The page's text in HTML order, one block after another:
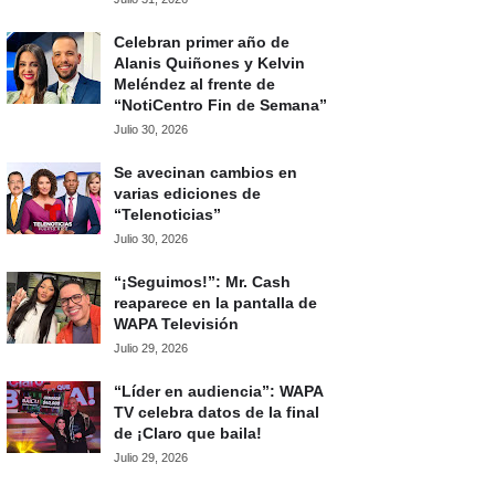
Celebran primer año de
Alanis Quiñones y Kelvin
Meléndez al frente de
“NotiCentro Fin de Semana”
Julio 30, 2026
Se avecinan cambios en
varias ediciones de
“Telenoticias”
Julio 30, 2026
“¡Seguimos!”: Mr. Cash
reaparece en la pantalla de
WAPA Televisión
Julio 29, 2026
“Líder en audiencia”: WAPA
TV celebra datos de la final
de ¡Claro que baila!
Julio 29, 2026